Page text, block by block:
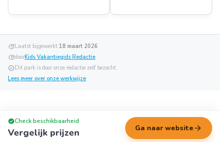
updateLaatst bijgewerkt:18 maart 2026
updatedoorKids Vakantiegids Redactie.
verifiedDit park is door onze redactie zelf bezocht.
Lees meer over onze werkwijze.
check_circleCheck beschikbaarheid
Vergelijk prijzen Ga naar website arrow_forward